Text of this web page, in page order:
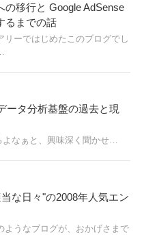
の移行と Google AdSense
るまでの話
リーではじめたこのブログでし
ータ分析基盤の過去と現
よなぁと、興味深く聞かせ…
な日々"の2008年人気エン
ようなブログが、おかげさまで